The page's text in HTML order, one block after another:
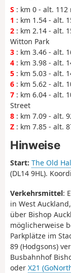
S : km 0 - alt.
1 : km 1.54 - alt.
2 : km 2.14 - alt.
Witton Park
3 : km 3.46 - alt.
4 : km 3.98 - alt.
5 : km 5.03 - alt.
6 : km 5.62 - alt.
7 : km 6.04 - alt.
Street
8 : km 7.09 - alt.
Z : km 7.85 - alt.
Hinweise
Start: The Old
(DL14 9HL).
Verkehrsmittel:
in West
über Bishop
möglicherweise
Parkplätze im
89 (Hodgsons)
Busbahnhof
oder X21